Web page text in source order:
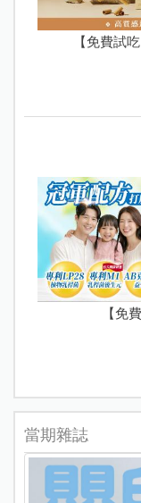
【免費試
【免
當期雜誌